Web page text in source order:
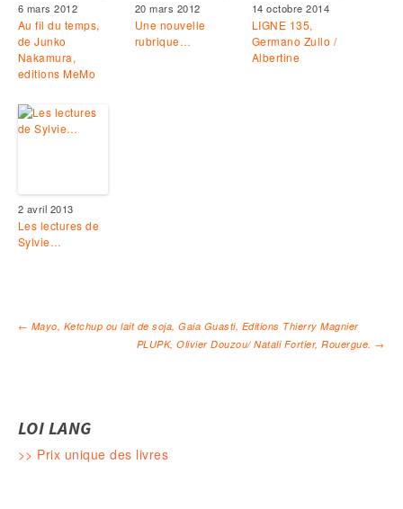
6 mars 2012
Au fil du temps,
de Junko
Nakamura,
editions MeMo
20 mars 2012
Une nouvelle
rubrique…
14 octobre 2014
LIGNE 135,
Germano Zullo /
Albertine
2 avril 2013
Les lectures de
Sylvie…
← Mayo, Ketchup ou lait de soja, Gaia Guasti, Editions Thierry Magnier
PLUPK, Olivier Douzou/ Natali Fortier, Rouergue. →
LOI LANG
>> Prix unique des livres